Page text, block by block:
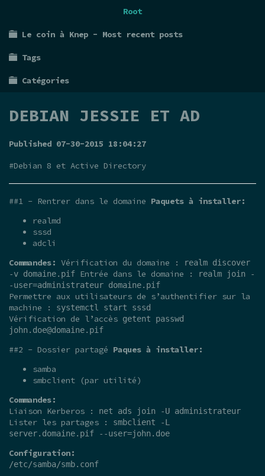
Root
Le coin à Knep - Most recent posts
Tags
Catégories
DEBIAN JESSIE ET AD
Published 07-30-2015 18:04:27
#Debian 8 et Active Directory
##1 - Rentrer dans le domaine Paquets à installer:
realmd
sssd
adcli
Commandes: Vérification du domaine :
realm discover
-v domaine.pif Entrée dans le domaine :
realm join -
-user=administrateur domaine.pif
Permettre aux utilisateurs de s’authentifier sur la
machine :
systemctl start sssd
Vérification de l’accès getent passwd
john.doe@domaine.pif
##2 - Dossier partagé Paques à installer:
samba
smbclient (par utilité)
Commandes:
Liaison Kerberos :
net ads join -U administrateur
Lister les partages :
smbclient -L
server.domaine.pif --user=john.doe
Configuration:
/etc/samba/smb.conf